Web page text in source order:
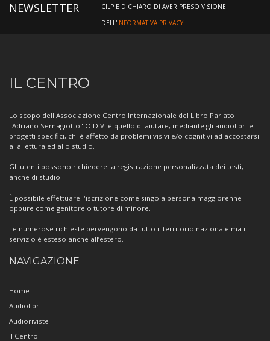
NEWSLETTER
CILP E DICHIARO DI AVER PRESO VISIONE
DELL'INFORMATIVA PRIVACY.
Informazioni
sul
Centro
IL CENTRO
Lo scopo dell'Associazione Centro Internazionale del Libro Parlato
"Adriano Sernagiotto" O.D.V. è quello di aiutare, mediante gli audiolibri e
progetti specifici, chi è affetto da problemi visivi e/o cognitivi ad accostarsi
alla lettura ed allo studio.
Gli utenti possono richiedere la registrazione personalizzata dei testi,
anche di studio.
È possibile effettuare l'iscrizione come singola persona maggiorenne
oppure come genitore o tutore di minore.
Le numerose richieste pervengono da tutto il territorio nazionale ma il
servizio è esteso anche all’estero.
NAVIGAZIONE
Home
Audiolibri
Audioriviste
Il Centro